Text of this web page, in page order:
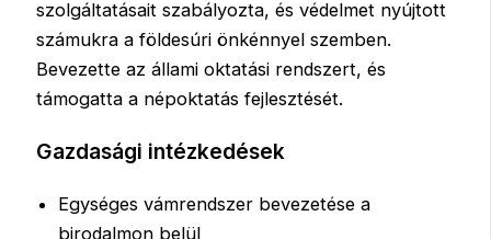
szolgáltatásait szabályozta, és védelmet nyújtott
számukra a földesúri önkénnyel szemben.
Bevezette az állami oktatási rendszert, és
támogatta a népoktatás fejlesztését.
Gazdasági intézkedések
Egységes vámrendszer bevezetése a
birodalmon belül